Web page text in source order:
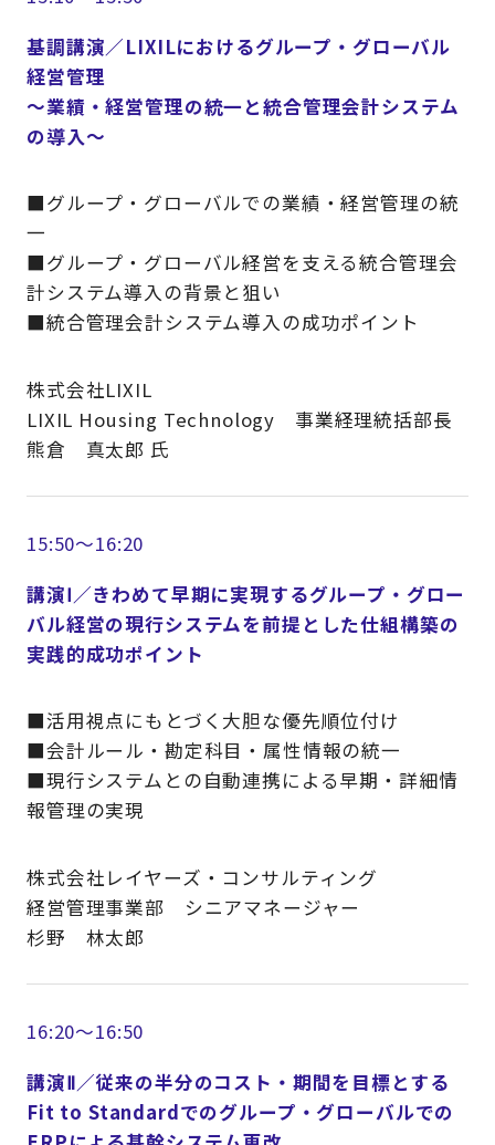
基調講演／LIXILにおけるグループ・グローバル
経営管理
～業績・経営管理の統一と統合管理会計システム
の導入～
■グループ・グローバルでの業績・経営管理の統
一
■グループ・グローバル経営を支える統合管理会
計システム導入の背景と狙い
■統合管理会計システム導入の成功ポイント
株式会社LIXIL
LIXIL Housing Technology 事業経理統括部長
熊倉 真太郎 氏
15:50～16:20
講演Ⅰ／きわめて早期に実現するグループ・グロー
バル経営の現行システムを前提とした仕組構築の
実践的成功ポイント
■活用視点にもとづく大胆な優先順位付け
■会計ルール・勘定科目・属性情報の統一
■現行システムとの自動連携による早期・詳細情
報管理の実現
株式会社レイヤーズ・コンサルティング
経営管理事業部 シニアマネージャー
杉野 林太郎
16:20～16:50
講演Ⅱ／従来の半分のコスト・期間を目標とする
Fit to Standardでのグループ・グローバルでの